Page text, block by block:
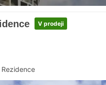
V prodeji
Rezidence